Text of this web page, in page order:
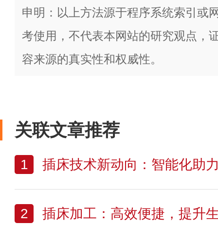
申明：以上方法源于程序系统索引或
考使用，不代表本网站的研究观点，
容来源的真实性和权威性。
关联文章推荐
1 插床技术新动向：智能化助
2 插床加工：高效便捷，提升